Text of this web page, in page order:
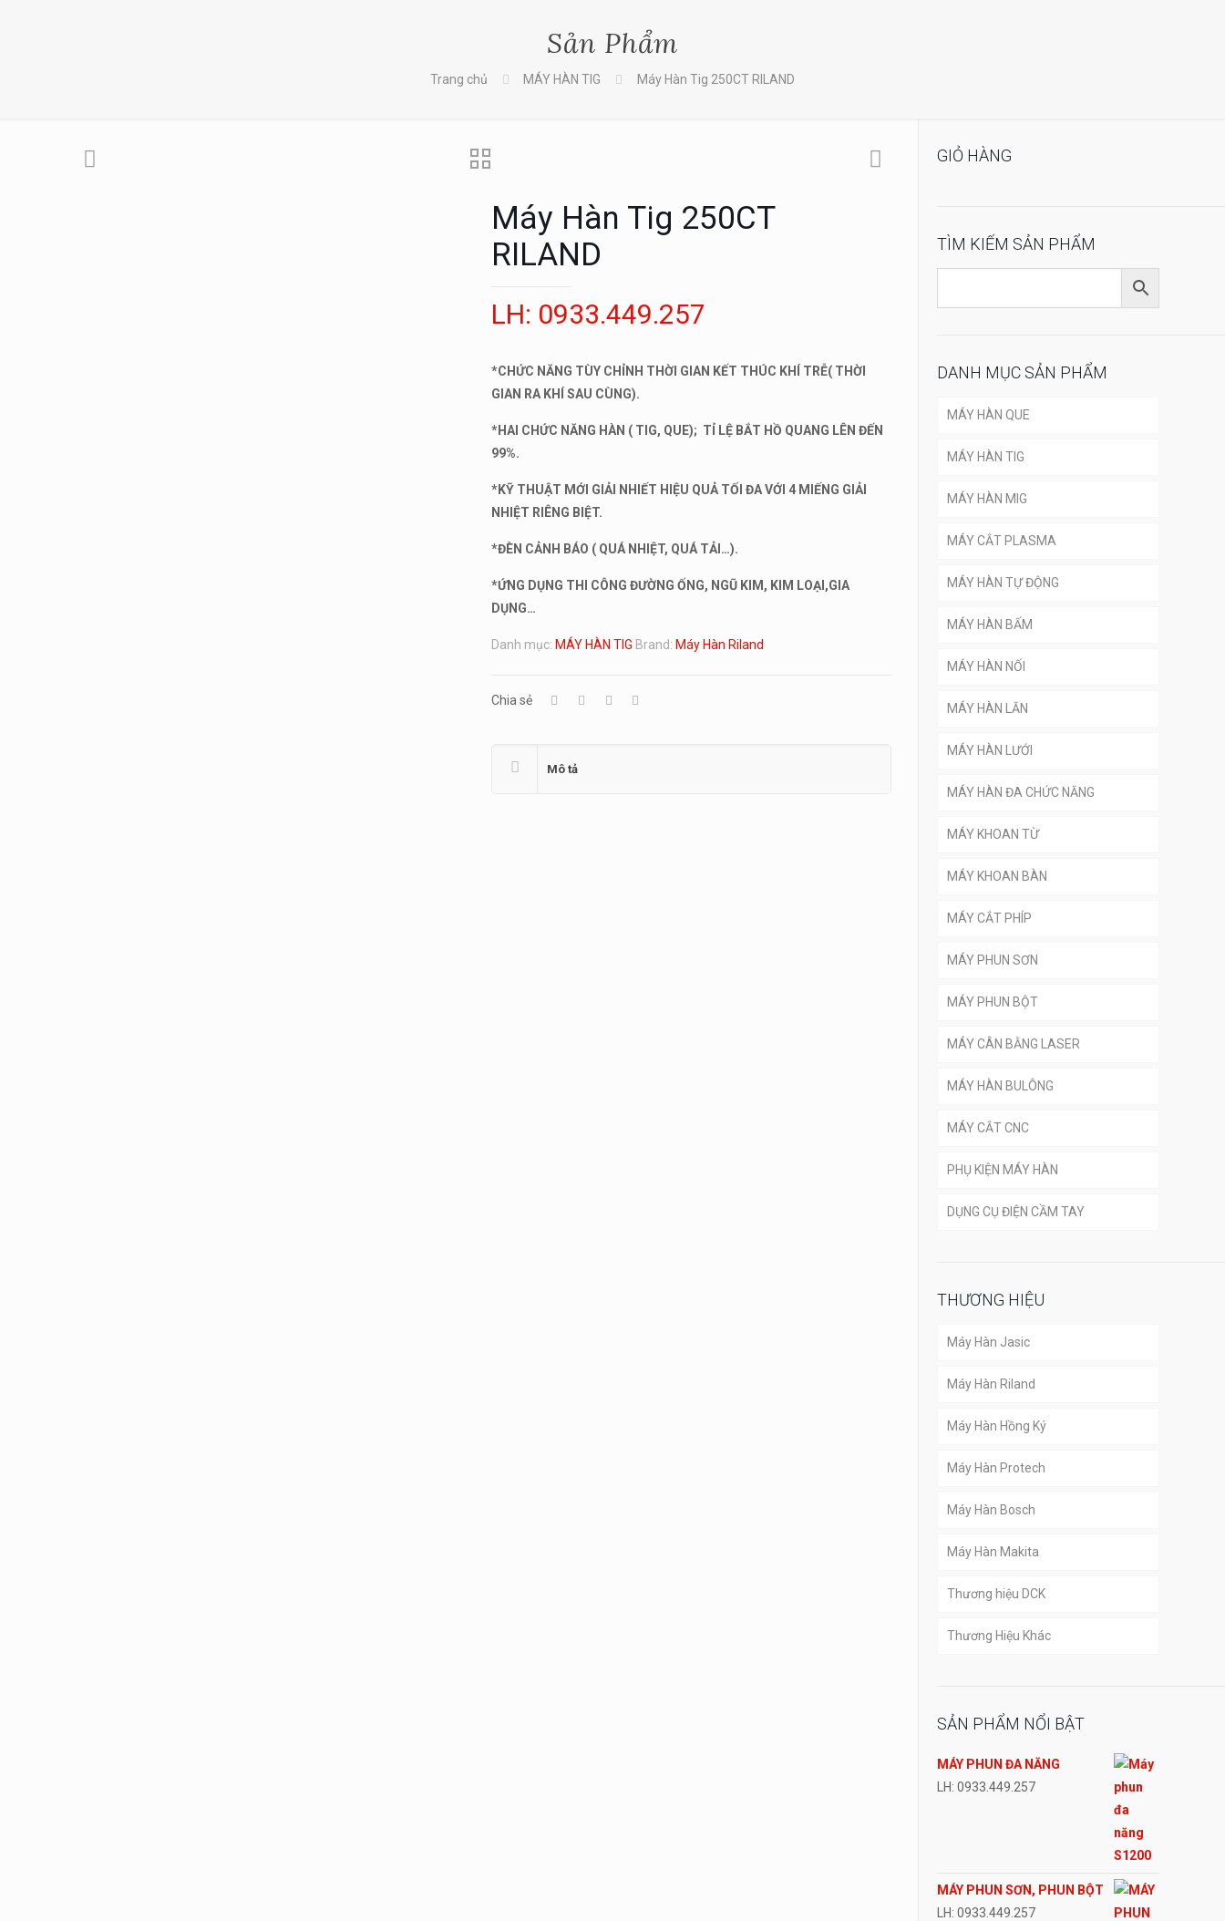
Sản Phẩm
Trang chủ MÁY HÀN TIG Máy Hàn Tig 250CT RILAND
Máy Hàn Tig 250CT
RILAND
LH: 0933.449.257
*CHỨC NĂNG TÙY CHỈNH THỜI GIAN KẾT THÚC KHÍ TRỄ( THỜI
GIAN RA KHÍ SAU CÙNG).
*HAI CHỨC NĂNG HÀN ( TIG, QUE); TỈ LỆ BẮT HỒ QUANG LÊN ĐẾN
99%.
*KỸ THUẬT MỚI GIẢI NHIẾT HIỆU QUẢ TỐI ĐA VỚI 4 MIẾNG GIẢI
NHIỆT RIÊNG BIỆT.
*ĐÈN CẢNH BÁO ( QUÁ NHIỆT, QUÁ TẢI…).
*ỨNG DỤNG THI CÔNG ĐƯỜNG ỐNG, NGŨ KIM, KIM LOẠI,GIA
DỤNG…
Danh mục: MÁY HÀN TIG Brand: Máy Hàn Riland
Chia sẻ
Mô tả
GIỎ HÀNG
TÌM KIẾM SẢN PHẨM
DANH MỤC SẢN PHẨM
MÁY HÀN QUE
MÁY HÀN TIG
MÁY HÀN MIG
MÁY CẮT PLASMA
MÁY HÀN TỰ ĐỘNG
MÁY HÀN BẤM
MÁY HÀN NỐI
MÁY HÀN LĂN
MÁY HÀN LƯỚI
MÁY HÀN ĐA CHỨC NĂNG
MÁY KHOAN TỪ
MÁY KHOAN BÀN
MÁY CẮT PHÍP
MÁY PHUN SƠN
MÁY PHUN BỘT
MÁY CÂN BẰNG LASER
MÁY HÀN BULÔNG
MÁY CẮT CNC
PHỤ KIỆN MÁY HÀN
DỤNG CỤ ĐIỆN CẦM TAY
THƯƠNG HIỆU
Máy Hàn Jasic
Máy Hàn Riland
Máy Hàn Hồng Ký
Máy Hàn Protech
Máy Hàn Bosch
Máy Hàn Makita
Thương hiệu DCK
Thương Hiệu Khác
SẢN PHẨM NỔI BẬT
MÁY PHUN ĐA NĂNG
LH: 0933.449.257
MÁY PHUN SƠN, PHUN BỘT
LH: 0933.449.257